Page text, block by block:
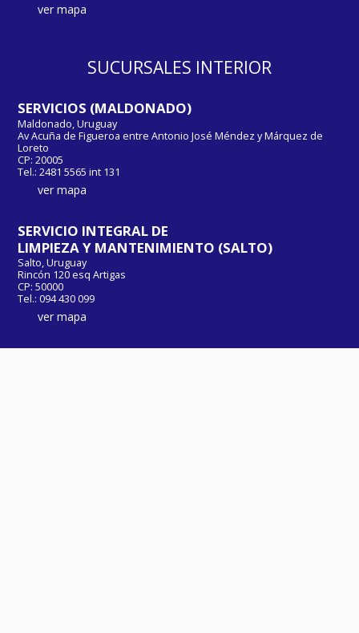
ver mapa
SUCURSALES INTERIOR
SERVICIOS (MALDONADO)
Maldonado, Uruguay
Av Acuña de Figueroa entre Antonio José Méndez y Márquez de
Loreto
CP: 20005
Tel.: 2481 5565 int 131
ver mapa
SERVICIO INTEGRAL DE
LIMPIEZA Y MANTENIMIENTO (SALTO)
Salto, Uruguay
Rincón 120 esq Artigas
CP: 50000
Tel.: 094 430 099
ver mapa